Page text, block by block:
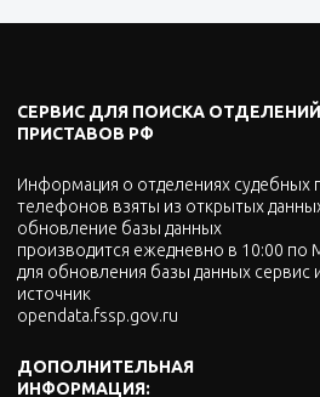
СЕРВИС ДЛЯ ПОИСКА
ПРИСТАВОВ РФ
Информация о отделениях судебных
телефонов взяты из открытых
обновление базы данных
производится ежедневно в 10:00 по
для обновления базы данных сервис
источник
opendata.fssp.gov.ru
ДОПОЛНИТЕЛЬНАЯ
ИНФОРМАЦИЯ: